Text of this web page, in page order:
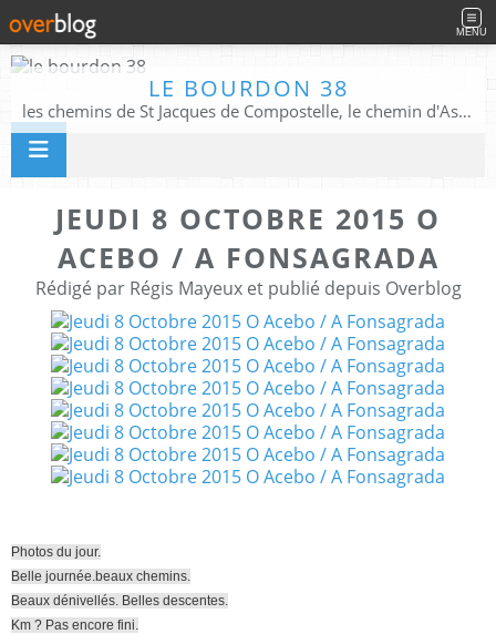
MENU
LE BOURDON 38
les chemins de St Jacques de Compostelle, le chemin d'Assise, La Voie Francigena, et autres chemins ........
JEUDI 8 OCTOBRE 2015 O
ACEBO / A FONSAGRADA
Rédigé par Régis Mayeux et publié depuis Overblog
Photos du jour.
Belle journée.beaux chemins.
Beaux dénivellés. Belles descentes.
Km ? Pas encore fini.